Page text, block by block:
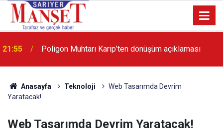
13:36 'Poligon'da İstanbul'a örnek proje gerçekleştirilecek'
Anasayfa Teknoloji
Web Tasarımda Devrim
Yaratacak!
Web Tasarımda Devrim Yaratacak!